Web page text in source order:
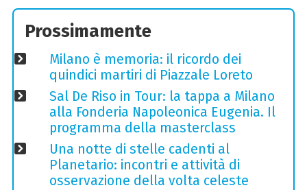
Prossimamente
Milano è memoria: il ricordo dei
quindici martiri di Piazzale Loreto
Sal De Riso in Tour: la tappa a Milano
alla Fonderia Napoleonica Eugenia. Il
programma della masterclass
Una notte di stelle cadenti al
Planetario: incontri e attività di
osservazione della volta celeste